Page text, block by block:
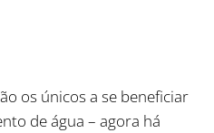
os únicos a se beneficiar
de água – agora há